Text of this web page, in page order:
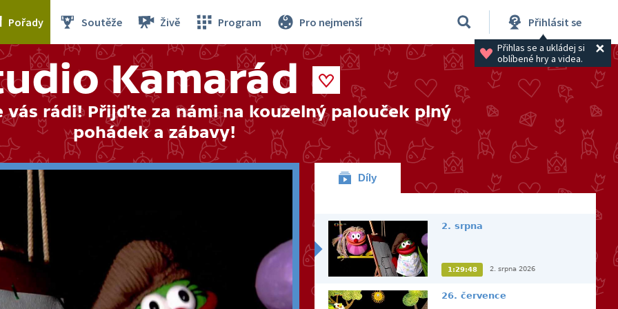
Pořady Soutěže Živě Program Pro nejmenší Přihlásit se
Přihlas se a ukládej si
oblíbené hry a videa.
Kamarád
vás rádi! Přijďte za námi na kouzelný palouček plný
pohádek a zábavy!
Díly
2. srpna
1:29:48 2. srpna 2026
26. července